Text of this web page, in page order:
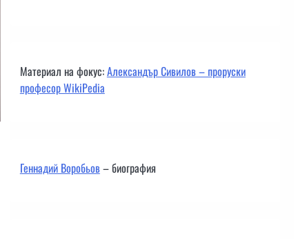
Материал на фокус:Александър Сивилов – проруски
професор WikiPedia
Геннадий Воробьов– биография